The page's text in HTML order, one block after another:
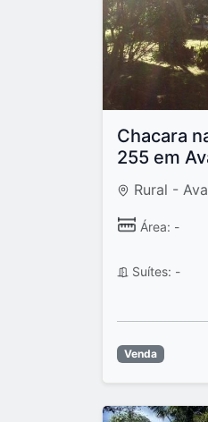
Chacara
255 em
Rural -
Área: -
Suítes: -
Venda